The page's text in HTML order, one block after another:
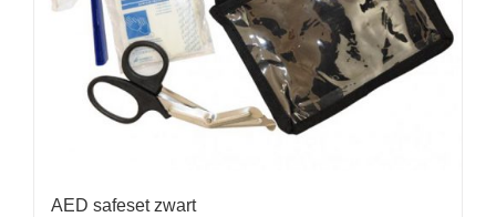
AED safeset zwart